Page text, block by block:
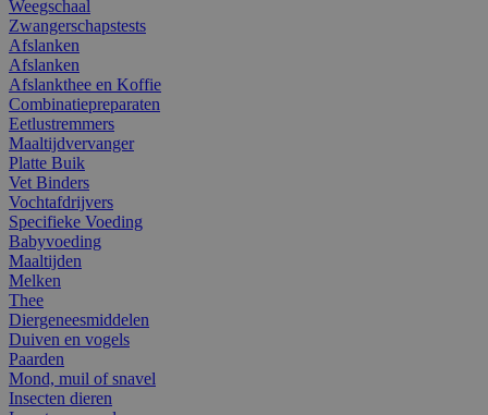
Weegschaal
Zwangerschapstests
Afslanken
Afslanken
Afslankthee en Koffie
Combinatiepreparaten
Eetlustremmers
Maaltijdvervanger
Platte Buik
Vet Binders
Vochtafdrijvers
Specifieke Voeding
Babyvoeding
Maaltijden
Melken
Thee
Diergeneesmiddelen
Duiven en vogels
Paarden
Mond, muil of snavel
Insecten dieren